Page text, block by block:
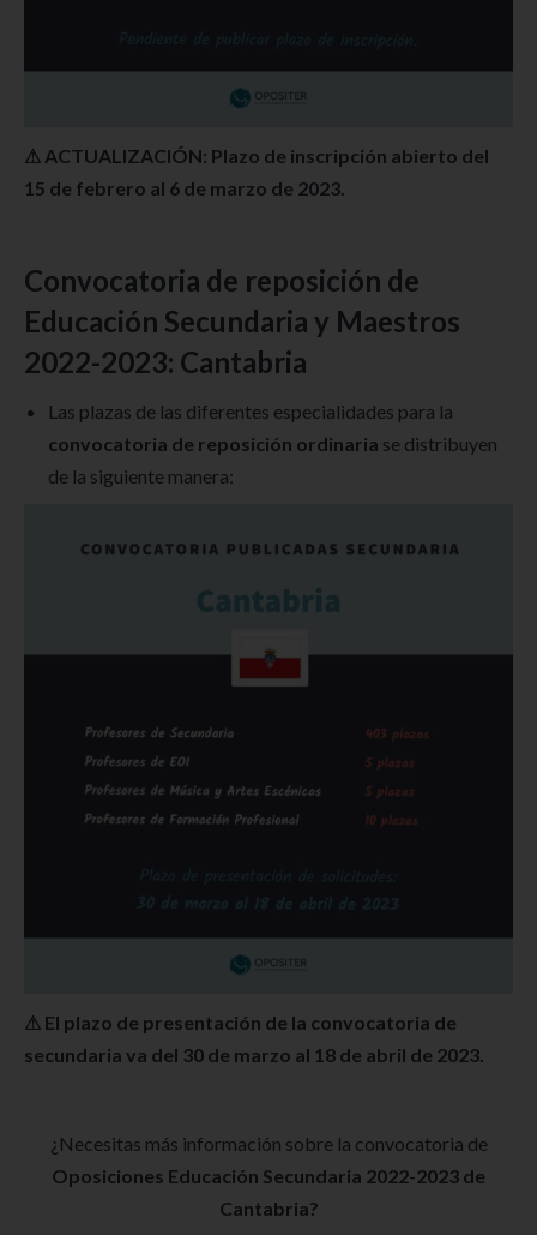
⚠ ACTUALIZACIÓN: Plazo de inscripción abierto del
15 de febrero al 6 de marzo de 2023.
Convocatoria de reposición de
Educación Secundaria y Maestros
2022-2023: Cantabria
Las plazas de las diferentes especialidades para la
convocatoria de reposición ordinaria se distribuyen
de la siguiente manera:
⚠ El plazo de presentación de la convocatoria de
secundaria va del 30 de marzo al 18 de abril de 2023.
¿Necesitas más información sobre la convocatoria de
Oposiciones Educación Secundaria 2022-2023 de
Cantabria?